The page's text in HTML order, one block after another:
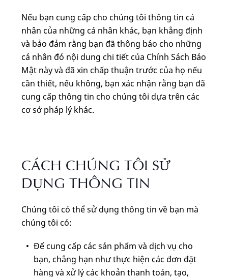
Nếu bạn cung cấp cho chúng tôi thông tin cá
nhân của những cá nhân khác, bạn khẳng định
và bảo đảm rằng bạn đã thông báo cho những
cá nhân đó nội dung chi tiết của Chính Sách Bảo
Mật này và đã xin chấp thuận trước của họ nếu
cần thiết, nếu không, bạn xác nhận rằng bạn đã
cung cấp thông tin cho chúng tôi dựa trên các
cơ sở pháp lý khác.
CÁCH CHÚNG TÔI SỬ
DỤNG THÔNG TIN
Chúng tôi có thể sử dụng thông tin về bạn mà
chúng tôi có:
Để cung cấp các sản phẩm và dịch vụ cho
bạn, chẳng hạn như thực hiện các đơn đặt
hàng và xử lý các khoản thanh toán, tạo,